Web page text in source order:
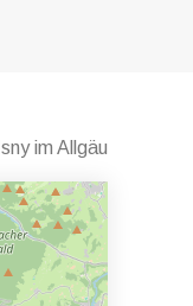
Isny im Allgäu